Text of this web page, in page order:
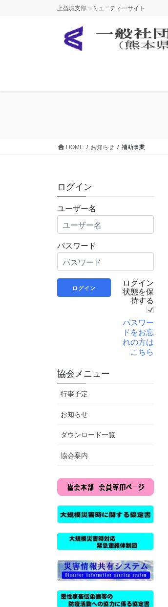
上益城支部コミュニティーサイト
HOME お知らせ 補助事業
ログイン
ユーザー名
パスワード
ログイン
状態を保
持する
パスワー
ドをお忘
れの方は
こちら
協会メニュー
行事予定
お知らせ
ダウンロード一覧
協会案内